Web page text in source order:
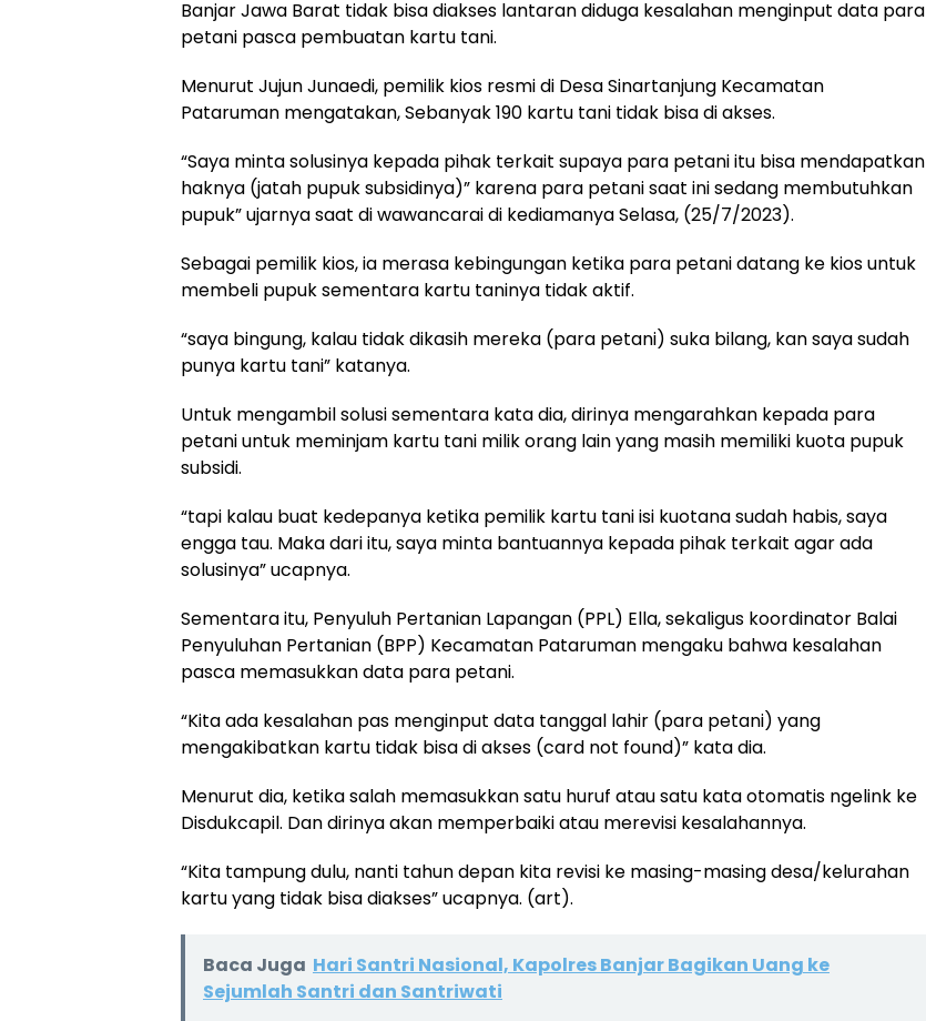
Banjar Jawa Barat tidak bisa diakses lantaran diduga kesalahan menginput data para
petani pasca pembuatan kartu tani.
Menurut Jujun Junaedi, pemilik kios resmi di Desa Sinartanjung Kecamatan
Pataruman mengatakan, Sebanyak 190 kartu tani tidak bisa di akses.
“Saya minta solusinya kepada pihak terkait supaya para petani itu bisa mendapatkan
haknya (jatah pupuk subsidinya)” karena para petani saat ini sedang membutuhkan
pupuk” ujarnya saat di wawancarai di kediamanya Selasa, (25/7/2023).
Sebagai pemilik kios, ia merasa kebingungan ketika para petani datang ke kios untuk
membeli pupuk sementara kartu taninya tidak aktif.
“saya bingung, kalau tidak dikasih mereka (para petani) suka bilang, kan saya sudah
punya kartu tani” katanya.
Untuk mengambil solusi sementara kata dia, dirinya mengarahkan kepada para
petani untuk meminjam kartu tani milik orang lain yang masih memiliki kuota pupuk
subsidi.
“tapi kalau buat kedepanya ketika pemilik kartu tani isi kuotana sudah habis, saya
engga tau. Maka dari itu, saya minta bantuannya kepada pihak terkait agar ada
solusinya” ucapnya.
Sementara itu, Penyuluh Pertanian Lapangan (PPL) Ella, sekaligus koordinator Balai
Penyuluhan Pertanian (BPP) Kecamatan Pataruman mengaku bahwa kesalahan
pasca memasukkan data para petani.
“Kita ada kesalahan pas menginput data tanggal lahir (para petani) yang
mengakibatkan kartu tidak bisa di akses (card not found)” kata dia.
Menurut dia, ketika salah memasukkan satu huruf atau satu kata otomatis ngelink ke
Disdukcapil. Dan dirinya akan memperbaiki atau merevisi kesalahannya.
“Kita tampung dulu, nanti tahun depan kita revisi ke masing-masing desa/kelurahan
kartu yang tidak bisa diakses” ucapnya. (art).
Baca Juga Hari Santri Nasional, Kapolres Banjar Bagikan Uang ke
Sejumlah Santri dan Santriwati